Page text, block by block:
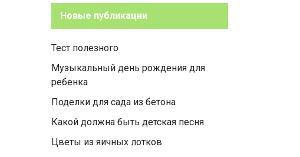
Новые публикации
Тест полезного
Музыкальный день рождения для
ребенка
Поделки для сада из бетона
Какой должна быть детская песня
Цветы из яичных лотков